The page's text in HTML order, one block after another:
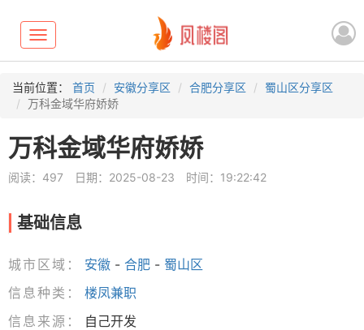
Toggle
navigation
当前位置： 首页 安徽分享区 合肥分享区
蜀山区分享区
万科金域华府娇娇
万科金域华府娇娇
阅读：497 日期：2025-08-23 时间：19:22:42
基础信息
城市区域： 安徽 - 合肥 - 蜀山区
信息种类：
楼凤兼职
信息来源：
自己开发